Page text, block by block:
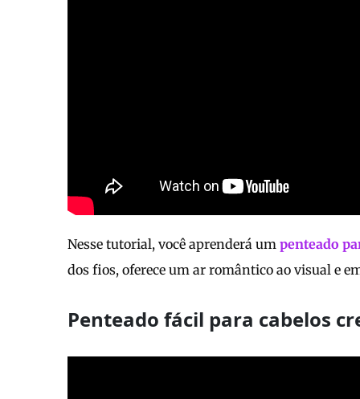
Nesse tutorial, você aprenderá um penteado
dos fios, oferece um ar romântico ao visual e
Penteado fácil para cabelos